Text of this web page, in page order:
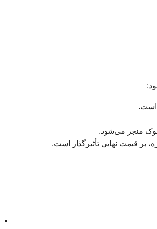
است.
بلوک منجر می‌شود.
بر قیمت نهایی تأثیرگذار است.